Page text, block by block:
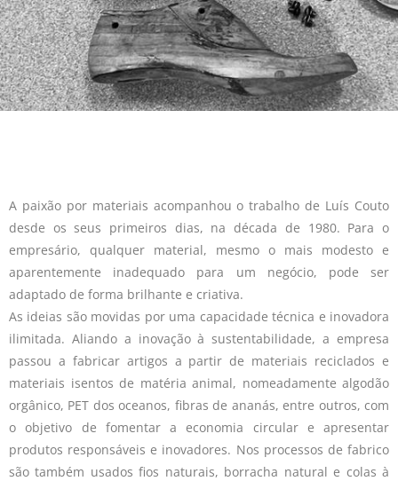
A paixão por materiais acompanhou o trabalho de Luís Couto
desde os seus primeiros dias, na década de 1980. Para o
empresário, qualquer material, mesmo o mais modesto e
aparentemente inadequado para um negócio, pode ser
adaptado de forma brilhante e criativa.
As ideias são movidas por uma capacidade técnica e inovadora
ilimitada. Aliando a inovação à sustentabilidade, a empresa
passou a fabricar artigos a partir de materiais reciclados e
materiais isentos de matéria animal, nomeadamente algodão
orgânico, PET dos oceanos, fibras de ananás, entre outros, com
o objetivo de fomentar a economia circular e apresentar
produtos responsáveis e inovadores. Nos processos de fabrico
são também usados fios naturais, borracha natural e colas à